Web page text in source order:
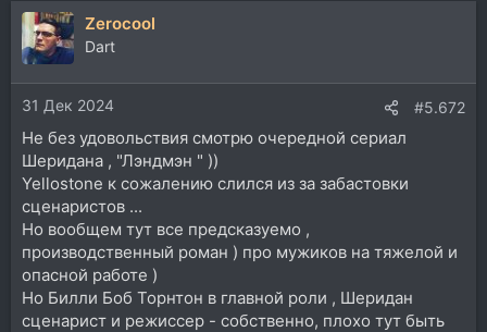
Zerocool
Dart
31 Дек 2024 #5.672
Не без удовольствия смотрю очередной сериал
Шеридана , "Лэндмэн " ))
Yellostone к сожалению слился из за забастовки
сценаристов ...
Но вообщем тут все предсказуемо ,
производственный роман ) про мужиков на тяжелой и
опасной работе )
Но Билли Боб Торнтон в главной роли , Шеридан
сценарист и режиссер - собственно, плохо тут быть